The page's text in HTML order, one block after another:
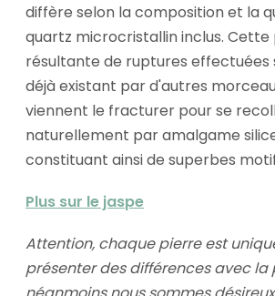
diffère selon la composition et la
quartz microcristallin inclus.
résultante de ruptures effectuées
déjà existant par d'autres
viennent le fracturer pour se
naturellement par amalgame
constituant ainsi de superbes
Plus sur le jaspe
Attention, chaque pierre est
présenter des différences avec la